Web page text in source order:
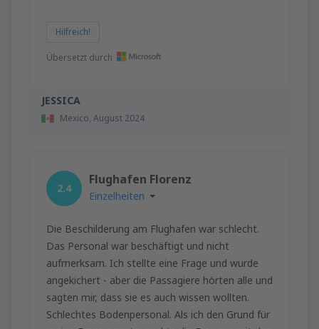
JESSICA
Mexico, August 2024
Hilfreich!
Übersetzt durch
2.4
Flughafen Florenz
Einzelheiten
Die Beschilderung am Flughafen war schlecht.
Das Personal war beschäftigt und nicht
aufmerksam. Ich stellte eine Frage und wurde
angekichert - aber die Passagiere hörten alle und
sagten mir, dass sie es auch wissen wollten.
Schlechtes Bodenpersonal. Als ich den Grund für